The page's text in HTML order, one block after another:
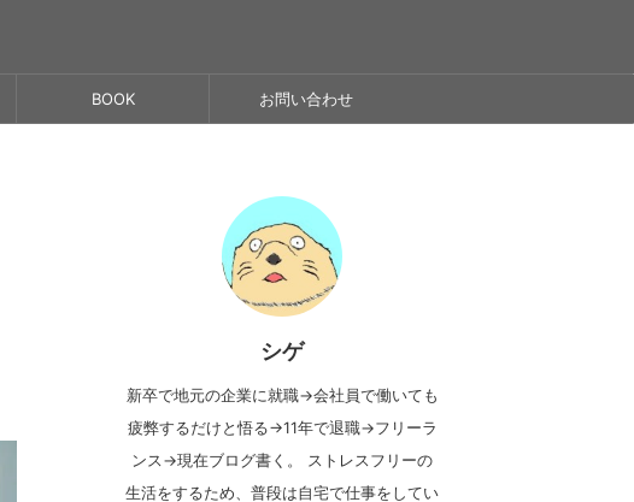
BOOK お問い合わせ
シゲ
新卒で地元の企業に就職→会社員で働いても
疲弊するだけと悟る→11年で退職→フリーラ
ンス→現在ブログ書く。 ストレスフリーの
生活をするため、普段は自宅で仕事をしてい